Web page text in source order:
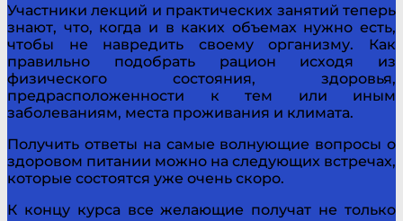
Участники лекций и практических занятий теперь
знают, что, когда и в каких объемах нужно есть,
чтобы не навредить своему организму. Как
правильно подобрать рацион исходя из
физического состояния, здоровья,
предрасположенности к тем или иным
заболеваниям, места проживания и климата.
Получить ответы на самые волнующие вопросы о
здоровом питании можно на следующих встречах,
которые состоятся уже очень скоро.
К концу курса все желающие получат не только